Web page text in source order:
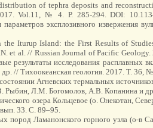
of tephra deposits and
Vol.11, № 4. Р. 285-294. DOI:
эксплозивного извержения
Iturup Island: the First Results of
et al. // Russian Journal of Pacific
результаты исследования расплавных
// Тихоокеанская геология. 2017. Т. 36,
Агневских термальных
Рыбин, Л.М. Богомолов, А.В. Копанина и
озера Кольцевое (о. Онекотан,
33. С. 89–95.
пород Ламанонского горного узла (о-